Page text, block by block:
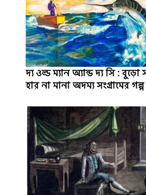
দ্য ওল্ড ম্যান অ্যান্ড দ্য সি : বুড়ো
হার না মানা অদম্য সংগ্রামের গল্প